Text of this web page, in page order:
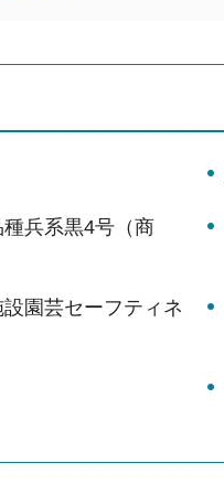
兵系黒4号（商
園芸セーフティネ